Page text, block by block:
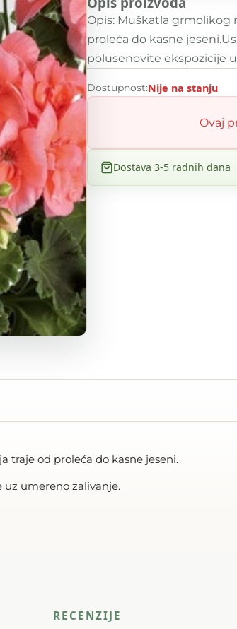
Opis: Muškatla grmolikog
proleća do kasne
polusenovite ekspozicije
Dostupnost:Nije na stanju
Ovaj
Dostava 3-5 radnih dana
traje od proleća do kasne jeseni.
uz umereno zalivanje.
RECENZIJE